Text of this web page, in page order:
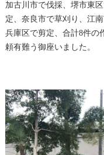
加古川市で伐採、堺市東
定、奈良市で草刈り、江
兵庫区で剪定、合計8件の
頼有難う御座いました。